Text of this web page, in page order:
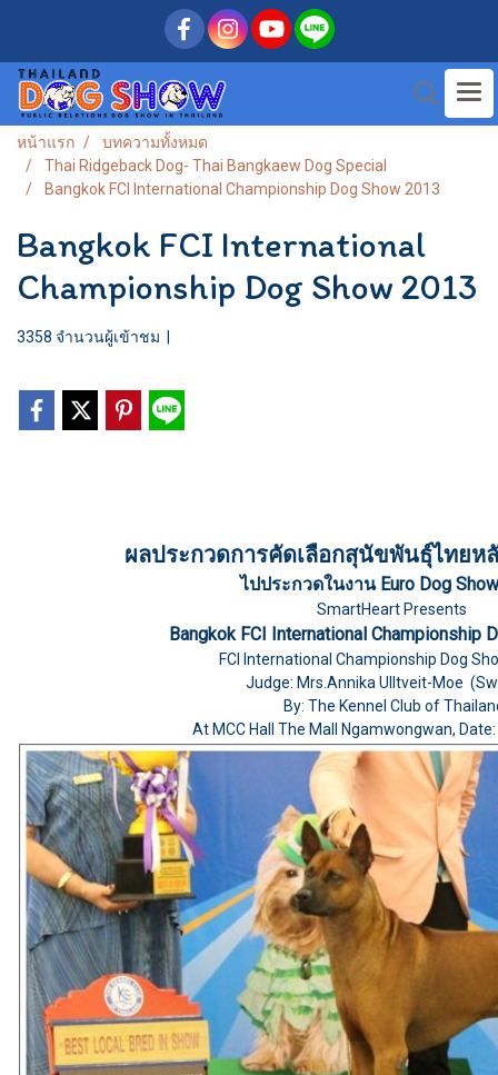
หน้าแรก
บทความทั้งหมด
Thai Ridgeback Dog- Thai Bangkaew Dog Special
Bangkok FCI International Championship Dog Show 2013
Bangkok FCI International
Championship Dog Show 2013
3358 จำนวนผู้เข้าชม
ผลประกวดการคัดเลือกสุนัขพันธุ์ไทยห
ไปประกวดในงาน Euro Dog
SmartHeart Presents
Bangkok FCI International Championship
FCI International Championship Dog
Judge: Mrs.Annika Ulltveit-Moe
By: The Kennel Club of
At MCC Hall The Mall Ngamwongwan,